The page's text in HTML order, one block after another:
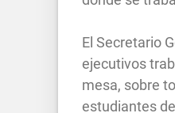
El Secretario
ejecutivos
mesa, sobre
estudiantes